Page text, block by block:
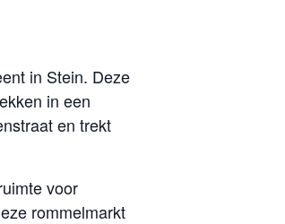
in Stein. Deze
in een
en trekt
voor
rommelmarkt